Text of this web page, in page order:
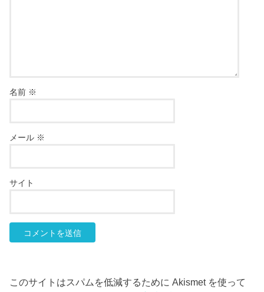
名前 ※
メール ※
サイト
このサイトはスパムを低減するために Akismet を使って